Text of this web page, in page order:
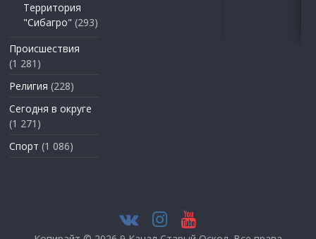
Территория
"Сибагро" (293)
Происшествия
(1 281)
Религия (228)
Сегодня в округе
(1 271)
Спорт (1 086)